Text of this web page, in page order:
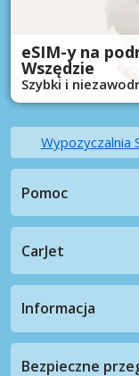
eSIM-y na
Wszędzie
Szybki i
Wypozyczalnia
Pomoc
CarJet
Informacja
Bezpieczne